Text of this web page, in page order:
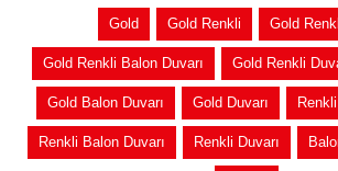
Gold Gold Renkli Gold
Gold Renkli Balon Duvarı Gold Renkli
Gold Balon Duvarı Gold Duvarı Renkli
Renkli Balon Duvarı Renkli Duvarı